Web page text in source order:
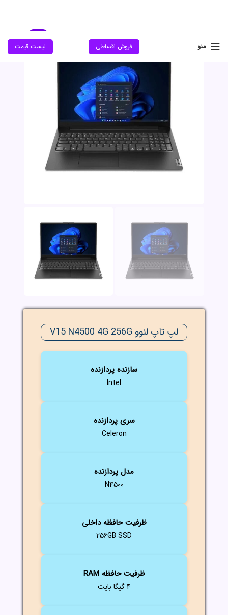
منو فروش اقساطی لیست قیمت
لپ تاپ لنوو V15 N4500 4G 256G
سازنده پردازنده
Intel
سری پردازنده
Celeron
مدل پردازنده
N4500
ظرفیت حافظه داخلی
256GB SSD
ظرفیت حافظه RAM
4 گیگا بایت